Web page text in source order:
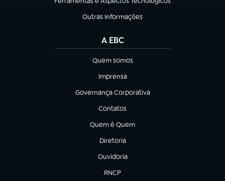
(abre em nova aba)
Outras Informações
(abre em nova aba)
A EBC
Quem somos
(abre em nova aba)
Imprensa
(abre em nova aba)
Governança Corporativa
(abre em nova aba)
Contatos
(abre em nova aba)
Quem é Quem
(abre em nova aba)
Diretoria
(abre em nova aba)
Ouvidoria
(abre em nova aba)
RNCP
(abre em nova aba)